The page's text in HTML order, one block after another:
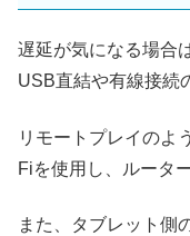
遅延が気になる場合
USB直結や有線接続
リモートプレイのよ
Fiを使用し、ルータ
また、タブレット側